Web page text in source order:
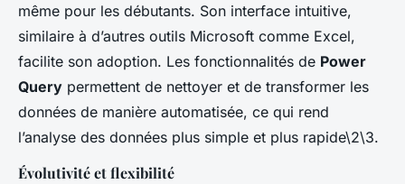
même pour les débutants. Son interface intuitive,
similaire à d’autres outils Microsoft comme Excel,
facilite son adoption. Les fonctionnalités de Power
Query permettent de nettoyer et de transformer les
données de manière automatisée, ce qui rend
l’analyse des données plus simple et plus rapide\2\3.
Évolutivité et flexibilité